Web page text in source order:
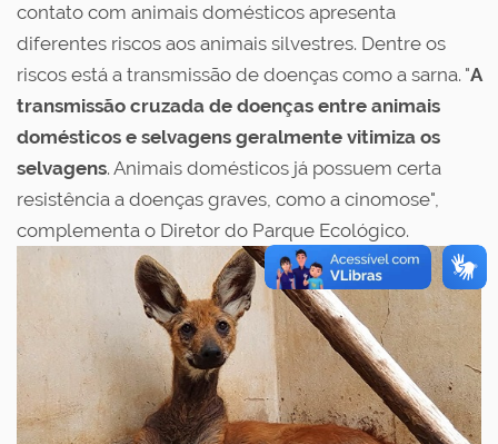
contato com animais domésticos apresenta
diferentes riscos aos animais silvestres. Dentre os
riscos está a transmissão de doenças como a sarna. "A
transmissão cruzada de doenças entre animais
domésticos e selvagens geralmente vitimiza os
selvagens. Animais domésticos já possuem certa
resistência a doenças graves, como a cinomose",
complementa o Diretor do Parque Ecológico.